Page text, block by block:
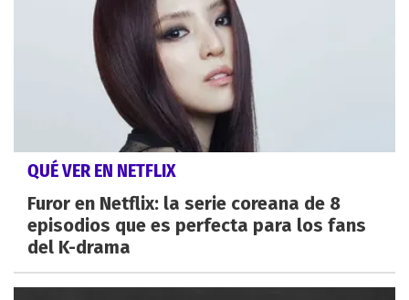
QUÉ VER EN NETFLIX
Furor en Netflix: la serie coreana de 8
episodios que es perfecta para los fans
del K-drama